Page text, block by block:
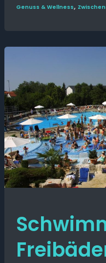
Genuss & Wellness,